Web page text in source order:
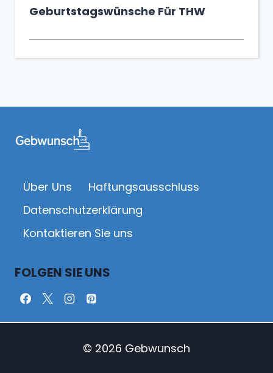
Geburtstagswünsche Für THW
Über Uns
Haftungsausschluss
Datenschutz­erklärung
Kontaktieren Sie uns
FOLGEN SIE UNS
© 2026 Gebwunsch